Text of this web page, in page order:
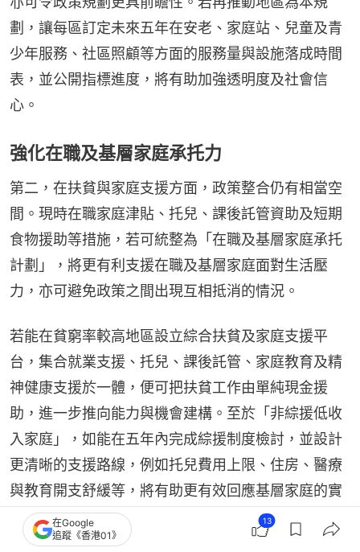
劃，讓每區訂定未來五年在安老、家庭站、兒童及青
少年服務、社區照顧等方面的服務量與設施落成時間
表，並公開指標進度，將有助加強透明度及社會信
心。
強化在職及基層家庭承托力
第二，在扶貧與家庭支援方面，政策整合仍有相當空
間。現時在職家庭津貼、托兒、課後託管資助及短期
食物援助等措施，若可統整為「在職及基層家庭承托
計劃」，將更有利支援在職及基層家庭面對生活壓
力，亦可避免政策之間出現互相抵消的情況。
若能在貧窮率較高地區設立綜合扶貧及家庭支援平
台，集合就業支援、托兒、課後託管、家庭教育及精
神健康支援於一體，便可把扶貧工作由單純現金援
助，進一步推向能力與機會建構。至於「非綜援低收
入家庭」，如能在五年內完成綜援制度檢討，並設計
更清晰的支援路線，例如托兒費用上限、住房、醫療
與教育開支舒緩等，將有助更有效回應基層家庭的實
際需要。在Google
追蹤《香港01》
13